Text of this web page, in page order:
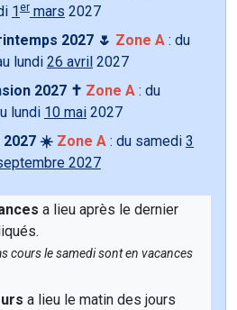
1 er mars 2027
2027 🌷 Zone A : du
lundi 26 avril 2027
2027 ✝️ Zone A : du
lundi 10 mai 2027
2027 ☀️ Zone A : du samedi 3
2027
a lieu après le dernier
cours le samedi sont en vacances
a lieu le matin des jours